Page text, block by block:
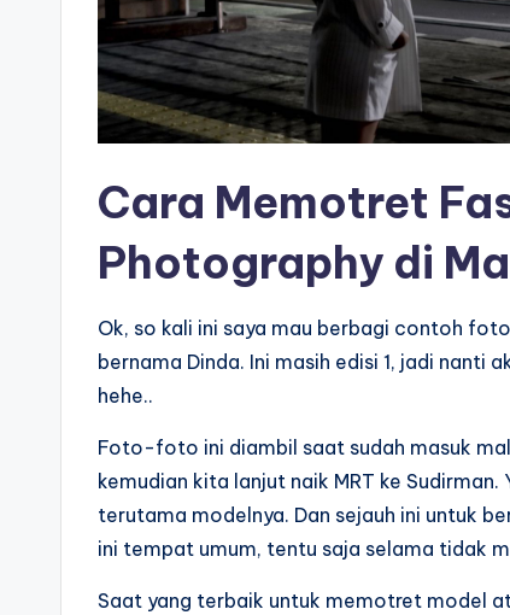
Cara Memotret
Photography di
Ok, so kali ini saya mau berbagi contoh
bernama Dinda. Ini masih edisi 1, jadi nanti
hehe..
Foto-foto ini diambil saat sudah masuk
kemudian kita lanjut naik MRT ke
terutama modelnya. Dan sejauh ini untuk
ini tempat umum, tentu saja selama tidak
Saat yang terbaik untuk memotret model